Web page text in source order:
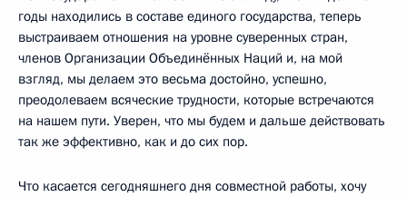
годы находились в составе единого государства, теперь
выстраиваем отношения на уровне суверенных стран,
членов Организации Объединённых Наций и, на мой
взгляд, мы делаем это весьма достойно, успешно,
преодолеваем всяческие трудности, которые встречаются
на нашем пути. Уверен, что мы будем и дальше действовать
так же эффективно, как и до сих пор.
Что касается сегодняшнего дня совместной работы, хочу